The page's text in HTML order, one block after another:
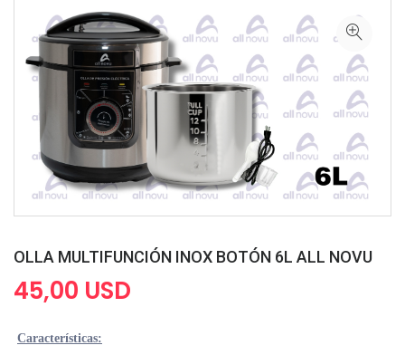
OLLA MULTIFUNCIÓN INOX BOTÓN 6L ALL NOVU
45,00 USD
Características: